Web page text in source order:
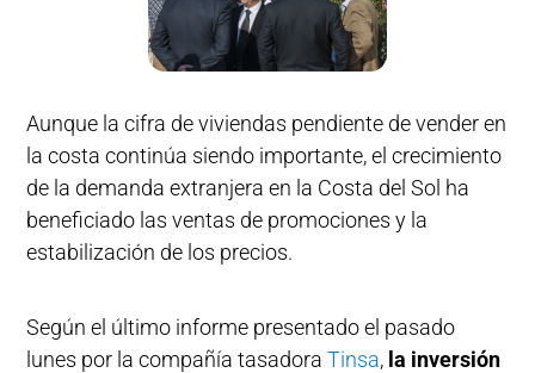
Aunque la cifra de viviendas pendiente de vender en
la costa continúa siendo importante, el crecimiento
de la demanda extranjera en la Costa del Sol ha
beneficiado las ventas de promociones y la
estabilización de los precios.
Según el último informe presentado el pasado
lunes por la compañía tasadoraTinsa, la inversión